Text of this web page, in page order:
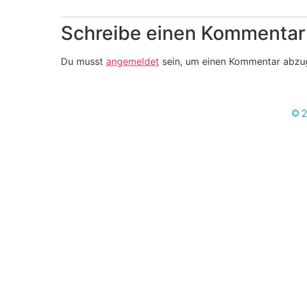
Schreibe einen Kommentar
Du musst angemeldet sein, um einen Kommentar
©